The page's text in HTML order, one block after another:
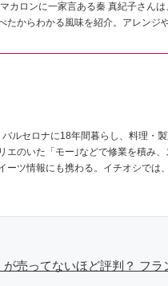
カロンに一家言ある秦 真紀子さん
からわかる風味を紹介。アレンジ
バルセロナに18年間暮らし、料理・
エのいた「モー｣などで修業を積み
ツ情報にも携わる。イチオシでは、
アーガイドや、飲食関連の方の視察
年より「カフェ・スイーツ」（柴
バルセロナから日本に移し、スペイ
出版プロデュースなどを行う。 ■
売ってないほど評判？ フラ